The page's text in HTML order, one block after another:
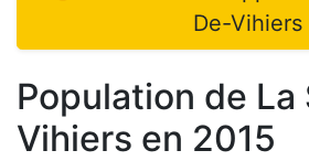
De-Vihiers
Population de La
Vihiers en 2015